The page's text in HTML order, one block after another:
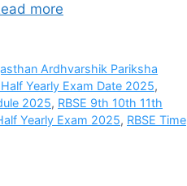
more
Ardhvarshik Pariksha
Yearly Exam Date 2025,
2025, RBSE 9th 10th 11th
Yearly Exam 2025, RBSE Time